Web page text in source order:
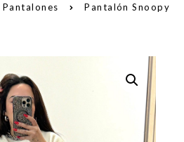
Pantalones Pantalón Snoopy